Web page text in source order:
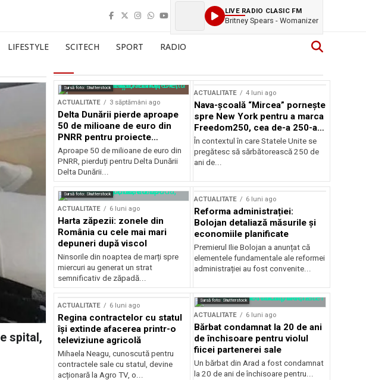
LIVE RADIO CLASIC FM
Britney Spears - Womanizer
LIFESTYLE SCITECH SPORT RADIO
spital,
Sursă foto: Shutterstock
ACTUALITATE 3 săptămâni ago
Delta Dunării pierde aproape
50 de milioane de euro din
PNRR pentru proiecte
esențiale
Aproape 50 de milioane de euro din
PNRR, pierduți pentru Delta Dunării
Delta Dunării...
ACTUALITATE 4 luni ago
Nava-școală “Mircea” pornește
spre New York pentru a marca
Freedom250, cea de-a 250-a
aniversare a Statelor Unite
În contextul în care Statele Unite se
pregătesc să sărbătorească 250 de
ani de...
Sursă foto: Shutterstock
ACTUALITATE 6 luni ago
Harta zăpezii: zonele din
România cu cele mai mari
depuneri după viscol
Ninsorile din noaptea de marți spre
miercuri au generat un strat
semnificativ de zăpadă...
ACTUALITATE 6 luni ago
Reforma administrației:
Bolojan detaliază măsurile și
economiile planificate
Premierul Ilie Bolojan a anunțat că
elementele fundamentale ale reformei
administrației au fost convenite...
ACTUALITATE 6 luni ago
Regina contractelor cu statul
își extinde afacerea printr-o
televiziune agricolă
Mihaela Neagu, cunoscută pentru
contractele sale cu statul, devine
acționară la Agro TV, o...
Sursă foto: Shutterstock
ACTUALITATE 6 luni ago
Bărbat condamnat la 20 de ani
de închisoare pentru violul
fiicei partenerei sale
Un bărbat din Arad a fost condamnat
la 20 de ani de închisoare pentru...